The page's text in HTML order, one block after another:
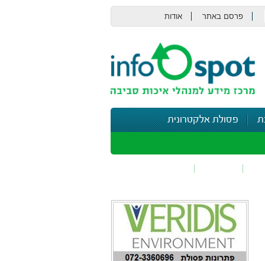
פרסם באתר אודות
פסולת אלקטרונית